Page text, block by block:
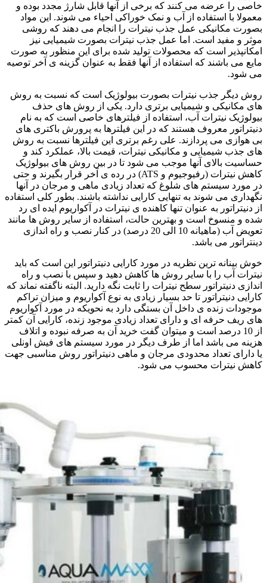
خاصی را عرضه می کنند که برخی از آنها قابل شارژ مجدد بوده و
معمولا با استفاده از آب و نمک خوراکی احیاء می شوند. این مواد
بصورت مکانیکی عمل جذب نیترات را انجام می دهند که روشی
موثر و مفید است. اما عمل جذب نیترات بصورت شیمیایی نیز
امکانپذیر است که محصولات تولید شده برای این منظور به صورت
مایع می باشند که استفاده از آنها فقط به عنوان گزینه ی آخر توصیه
می شود.
روش دیگر جذب نیترات بصورت بیولوژیک است که نسبت به روش
های مکانیکی و شیمیایی برتری دارد. یکی از روش های حذف
بیولوژیک نیترات آب، استفاده از فیلترهای خاصی است که به نام
دنیتراتور معروف هستند که در این فیلترها به پرورش باکتری های
بی هوازی می پردازند. علی رغم برتری این فیلترها نسبت به روش
های جذب شیمیایی و مکانیکی نیترات، قیمت بالا، عملکرد کند و
حساسیت بالای آنها موجب می شود تا در بین روش های بیولوژیک
کاهش نیترات (رفیوجیوم و ATS) در رده ی آخر قرار بگیرند و حتی
در مورد سیستم های شلوغ که تعداد زیادی ماهی و مرجان در آنها
نگهداری می شوند به تنهایی کارایی نداشته باشند. بطور کلی استفاده
از دنیتراتور به عنوان تنها کاهنده ی نیترات در آکواریوم ایده ای رد
شده و منسوخ است و بهترین حالت، استفاده از سایر روش ها مانند
تعویض آب (ماهیانه 10 الی 20 درصد) در کنار نصب و راه اندازی
دینتراتور می باشد.
خوش بینانه ترین نظریه در مورد کارایی دنیتراتور این است که باید
نیترات آب را با سایر روش ها کاهش دهید و سپس با نصب و راه
اندازی دنیتراتور سطح نیترات را ثابت نگه دارید. البته ناگفته نماند که
کارایی دنیتراتور تا حد بسیار زیادی به نوع آکواریوم و میزان تراکم
موجودات زنده ی داخل آن بستگی دارد به نحویکه در مورد آکواریوم
های ریف حرفه ای و دارای تعداد زیادی موجود زنده، کارایی آن کمتر
از 10 درصد است و میتوان گفت خرید آن به صرفه نبوده و اتلاف
هزینه می باشد اما از طرف دیگر در مورد سیستم های فیش اونلی
یا دارای تعداد محدودی مرجان و ماهی دنیتراتور روش مناسبی جهت
کاهش نیترات محسوب می شود.